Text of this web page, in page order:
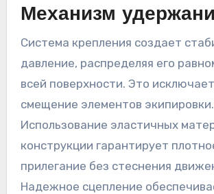
Механизм
Система крепления создает
давление, распределяя его
всей поверхности. Это
смещение элементов экипировки.
Использование эластичных
конструкции гарантирует
прилегание без стеснения
Надежное сцепление